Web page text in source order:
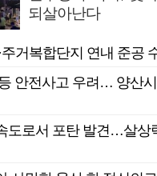
되살아난다
거복합단지 연내 준공
안전사고 우려… 양산시
도로서 포탄 발견…살상